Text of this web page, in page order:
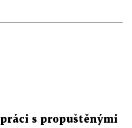
s propuštěnými